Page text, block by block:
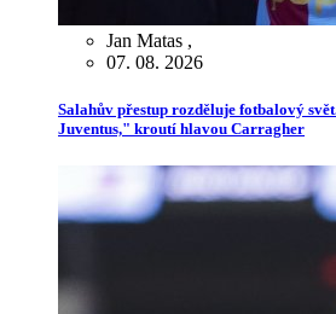
Jan Matas ,
07. 08. 2026
Salahův přestup rozděluje fotbalový
Juventus," kroutí hlavou Carragher